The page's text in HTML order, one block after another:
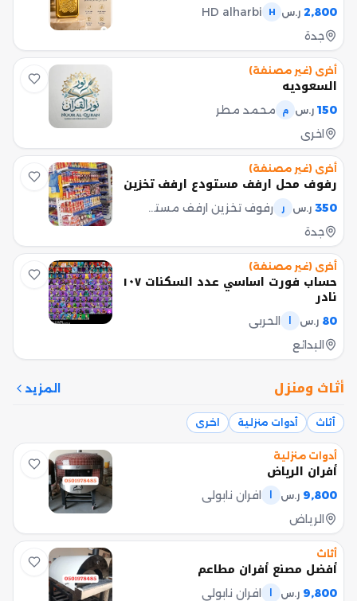
2,800 ر.س H
HD alharbi
جدة
أخرى (غير مصنفة)
السعوديه
150 ر.س م
محمد مطر
اخرى
أخرى (غير مصنفة)
رفوف محل ارفف مستودع ارفف تخزين
350 ر.س ر
رفوف تخزين ارفف مستودع رفوف محل
جدة
أخرى (غير مصنفة)
حساب فورت اساسي عدد السكنات ١٠٧
نادر
80 ر.س
الحربي
البدائع
أثاث ومنزل المزيد
أثاث أدوات منزلية اخرى
أدوات منزلية
أفران الرياض
9,800 ر.س
افران نابولي
الرياض
أثاث
أفضل مصنع أفران مطاعم
9,800 ر.س
افران نابولي